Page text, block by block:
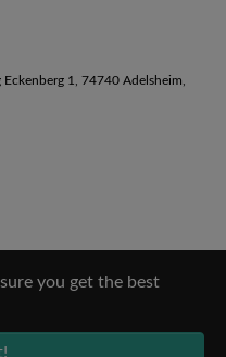
you get the best
1, 74740 Adelsheim,